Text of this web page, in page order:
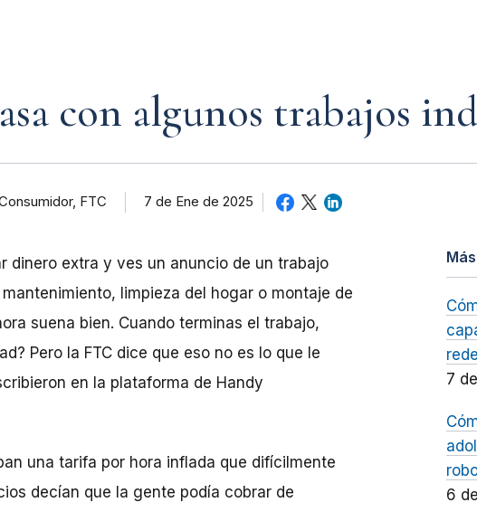
con algunos trabajos
FTC 7 de Ene de 2025
dinero extra y ves un anuncio de un trabajo
limpieza del hogar o montaje de
suena bien. Cuando terminas el trabajo,
Pero la FTC dice que eso no es lo que le
en la plataforma de Handy
una tarifa por hora inflada que difícilmente
decían que la gente podía cobrar de
7
6